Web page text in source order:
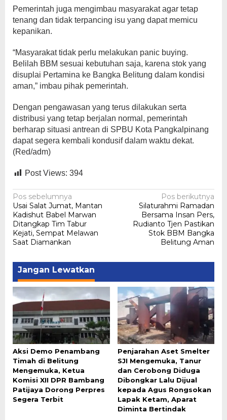
Pemerintah juga mengimbau masyarakat agar tetap
tenang dan tidak terpancing isu yang dapat memicu
kepanikan.
“Masyarakat tidak perlu melakukan panic buying.
Belilah BBM sesuai kebutuhan saja, karena stok yang
disuplai Pertamina ke Bangka Belitung dalam kondisi
aman,” imbau pihak pemerintah.
Dengan pengawasan yang terus dilakukan serta
distribusi yang tetap berjalan normal, pemerintah
berharap situasi antrean di SPBU Kota Pangkalpinang
dapat segera kembali kondusif dalam waktu dekat.
(Red/adm)
Post Views: 394
Navigasi
pos
Pos sebelumnya
Usai Salat Jumat, Mantan
Kadishut Babel Marwan
Ditangkap Tim Tabur
Kejati, Sempat Melawan
Saat Diamankan
Pos berikutnya
Silaturahmi Ramadan
Bersama Insan Pers,
Rudianto Tjen Pastikan
Stok BBM Bangka
Belitung Aman
Jangan Lewatkan
Aksi Demo Penambang
Timah di Belitung
Mengemuka, Ketua
Komisi XII DPR Bambang
Patijaya Dorong Perpres
Segera Terbit
Penjarahan Aset Smelter
SJI Mengemuka, Tanur
dan Cerobong Diduga
Dibongkar Lalu Dijual
kepada Agus Rongsokan
Lapak Ketam, Aparat
Diminta Bertindak